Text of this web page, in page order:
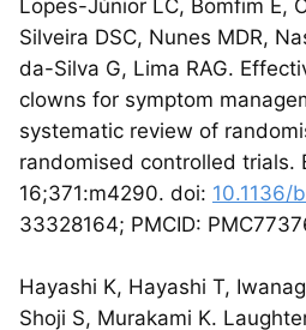
Lopes-Júnior LC, Bomfim E,
Silveira DSC, Nunes MDR,
da-Silva G, Lima RAG.
clowns for symptom
systematic review of
randomised controlled trials.
16;371:m4290. doi: 10.1136/
33328164; PMCID:
Hayashi K, Hayashi T,
Shoji S, Murakami K.